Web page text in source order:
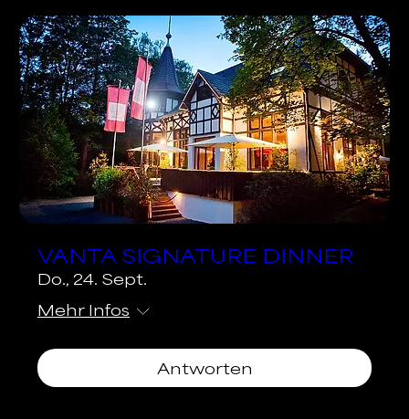
VANTA SIGNATURE DINNER
Do., 24. Sept.
Mehr Infos
Antworten